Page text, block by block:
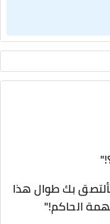
بك طوال هذا
الحاكم!"